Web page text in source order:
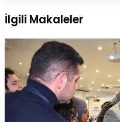
ile
paylaş
İlgili Makaleler